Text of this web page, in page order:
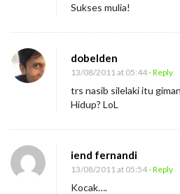
Sukses mulia!
dobelden
13/08/2011 at 05:44- Reply
trs nasib silelaki itu
Hidup? LoL
iend fernandi
13/08/2011 at 05:54- Reply
Kocak….